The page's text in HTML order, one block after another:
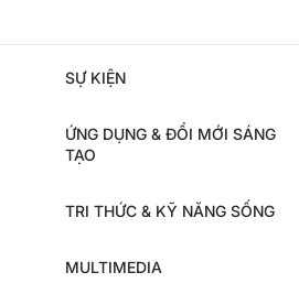
SỰ KIỆN
ỨNG DỤNG & ĐỔI MỚI SÁNG
TẠO
TRI THỨC & KỸ NĂNG SỐNG
MULTIMEDIA